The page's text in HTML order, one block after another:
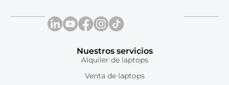
Nuestros servicios
Alquiler de laptops
Venta de laptops